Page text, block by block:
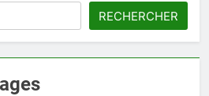
RECHERCHER